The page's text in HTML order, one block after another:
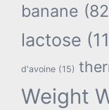
banane
lactose
d'avoine (15)
Weight